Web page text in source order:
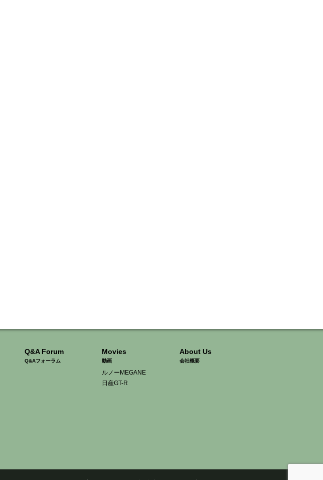
Q&A Forum
Q&Aフォーラム
Movies
動画
ルノーMEGANE
日産GT-R
About Us
会社概要